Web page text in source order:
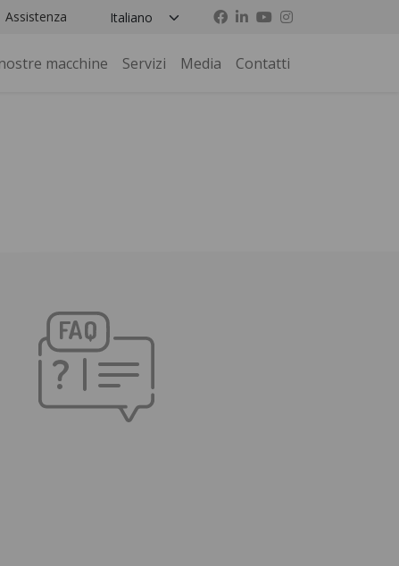
Assistenza
macchine Servizi Media Contatti